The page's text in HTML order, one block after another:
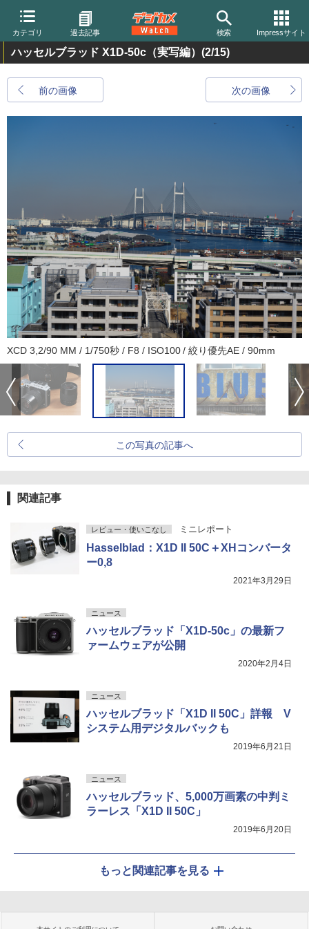
カテゴリ 過去記事 検索 Impressサイト
ハッセルブラッド X1D-50c（実写編） (2/15)
前の画像 次の画像
XCD 3,2/90 MM / 1/750秒 / F8 / ISO100 / 絞り優先AE / 90mm
この写真の記事へ
関連記事
レビュー・使いこなし ミニレポート
Hasselblad：X1D II 50C＋XHコンバータ
ー0,8
2021年3月29日
ニュース
ハッセルブラッド「X1D-50c」の最新フ
ァームウェアが公開
2020年2月4日
ニュース
ハッセルブラッド「X1D II 50C」詳報 V
システム用デジタルバックも
2019年6月21日
ニュース
ハッセルブラッド、5,000万画素の中判ミ
ラーレス「X1D II 50C」
2019年6月20日
もっと関連記事を見る